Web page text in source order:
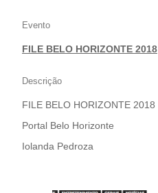
HORIZONTE
Evento
FILE BELO HORIZONTE 2018
Descrição
FILE BELO HORIZONTE 2018
Portal Belo Horizonte
Iolanda Pedroza